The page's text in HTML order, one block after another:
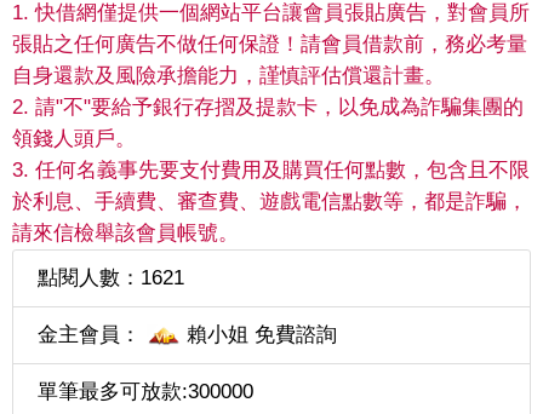
1. 快借網僅提供一個網站平台讓會員張貼廣告，對會員所
張貼之任何廣告不做任何保證！請會員借款前，務必考量
自身還款及風險承擔能力，謹慎評估償還計畫。
2. 請"不"要給予銀行存摺及提款卡，以免成為詐騙集團的
領錢人頭戶。
3. 任何名義事先要支付費用及購買任何點數，包含且不限
於利息、手續費、審查費、遊戲電信點數等，都是詐騙，
請來信檢舉該會員帳號。
點閱人數：1621
金主會員： 賴小姐 免費諮詢
單筆最多可放款:300000